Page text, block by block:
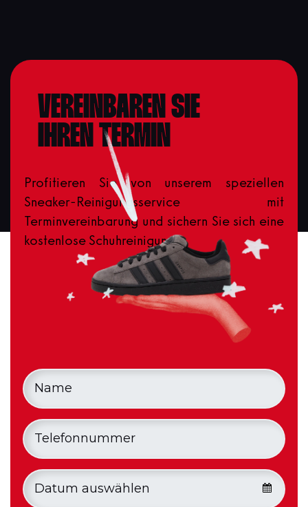
VEREINBAREN SIE
IHREN TERMIN
Profitieren Sie von unserem speziellen
Sneaker-Reinigungsservice mit
Terminvereinbarung und sichern Sie sich eine
kostenlose Schuhreinigung.